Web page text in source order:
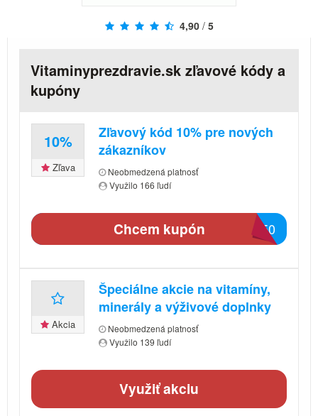
4,90/ 5
Vitaminyprezdravie.sk zľavové kódy a
kupóny
10%
Zľava
Zľavový kód 10% pre nových
zákazníkov
Neobmedzená platnosť
Využilo 166 ľudí
2050
Chcem kupón
Akcia
Špeciálne akcie na vitamíny,
minerály a výživové doplnky
Neobmedzená platnosť
Využilo 139 ľudí
Využiť akciu